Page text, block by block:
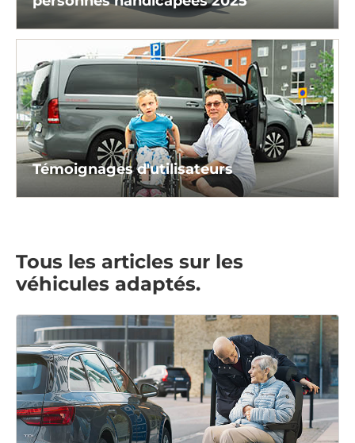
Témoignages d'utilisateurs
Tous les articles sur les
véhicules adaptés.